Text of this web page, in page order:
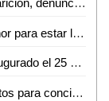
"Queremos a Zoé": A 11 años de su desaparición, denuncian omisiones y olvido en el caso
FENAPO solo requiere mantenimiento menor para estar lista en agosto: Seduvop
Puente de Valle de los Fantasmas será inaugurado el 25 de julio previo a la FENAPO 2026
Alertan por páginas falsas que venden boletos para conciertos de la FENAPO